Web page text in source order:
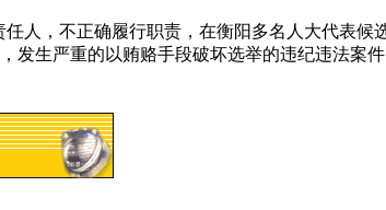
人，不正确履行职责，在衡阳多名人大代表候
发生严重的以贿赂手段破坏选举的违纪违法案件